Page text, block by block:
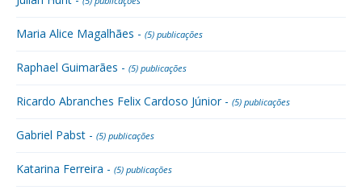
Maria Alice Magalhães - (5) publicações
Raphael Guimarães - (5) publicações
Ricardo Abranches Felix Cardoso Júnior - (5) publicações
Gabriel Pabst - (5) publicações
Katarina Ferreira - (5) publicações